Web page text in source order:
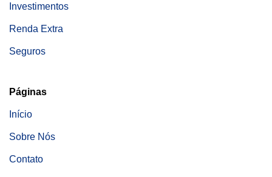
Investimentos
Renda Extra
Seguros
Páginas
Início
Sobre Nós
Contato